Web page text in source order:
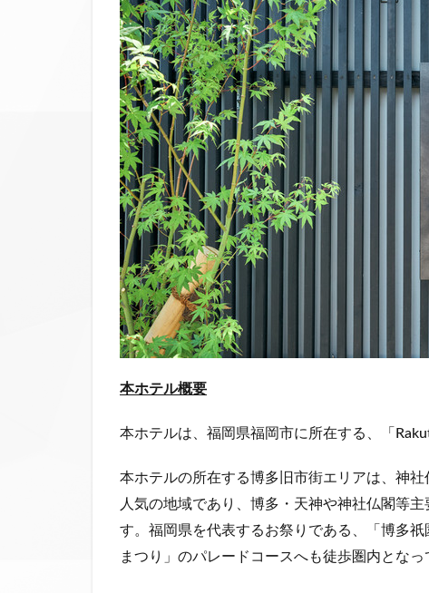
本ホテル概要
本ホテルは、福岡県福岡市に所在する、「
本ホテルの所在する博多旧市街エリアは、神
人気の地域であり、博多・天神や神社仏閣等
す。福岡県を代表するお祭りである、「博多
まつり」のパレードコースへも徒歩圏内となっ